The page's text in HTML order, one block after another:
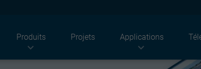
Produits Projets Applications